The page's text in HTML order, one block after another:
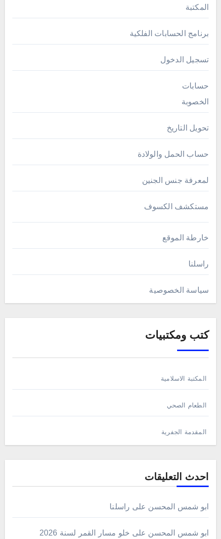
المكتبة
برنامج الحسابات الفلكية
تسجيل الدخول
حسابات
الخصوبة
تحويل التاريخ
حساب الحمل والولادة
لمعرفة جنس الجنين
مستكشف الكسوف
خارطة الموقع
راسلنا
سياسة الخصوصية
كتب ومكتبيات
المكتبة الاسلامية
الطعام الصحي
المقدمة الجفرية
احدث التعليقات
ابو شمس المحسن على راسلنا
ابو شمس المحسن على خلو مسار القمر لسنة 2026